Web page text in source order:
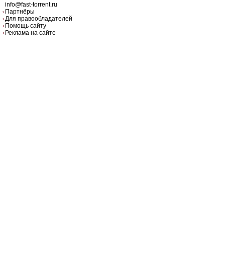
info@fast-torrent.ru
Партнёры
Для правообладателей
Помощь сайту
Реклама на сайте